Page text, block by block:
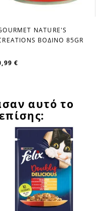
favorite_borderNATURE'S
ΒΟΔΙΝΟ 85GR
€
αυτό το